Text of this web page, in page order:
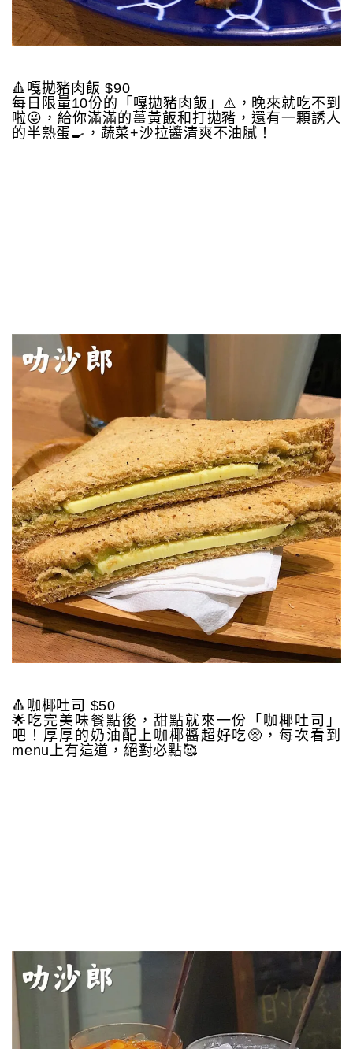
🔺嘎拋豬肉飯 $90
每日限量10份的「嘎拋豬肉飯」⚠️，晚來就吃不到
啦😜，給你滿滿的薑黃飯和打拋豬，還有一顆誘人
的半熟蛋🍳，蔬菜+沙拉醬清爽不油膩！
🔺咖椰吐司 $50
🌟吃完美味餐點後，甜點就來一份「咖椰吐司」
吧！厚厚的奶油配上咖椰醬超好吃🥺，每次看到
menu上有這道，絕對必點🥰